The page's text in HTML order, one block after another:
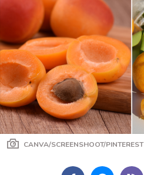
CANVA/SCREENSHOOT/PINTEREST